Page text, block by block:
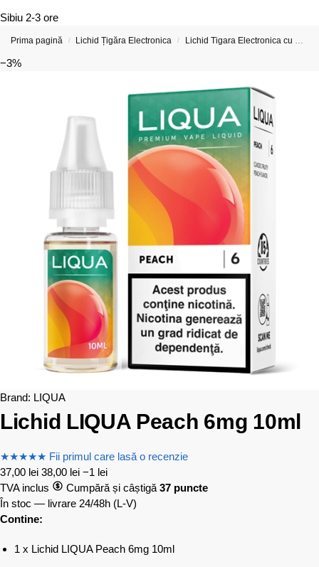
Sibiu 2-3 ore
Prima pagină / Lichid Țigăra Electronica / Lichid Tigara Electronica cu Nicotina
−3%
Brand: LIQUA
Lichid LIQUA Peach 6mg 10ml
★★★★★ Fii primul care lasă o recenzie
37,00 lei 38,00 lei −1 lei
TVA inclus
Cumpără și câștigă 37 puncte
În stoc — livrare 24/48h (L-V)
Contine:
1 x Lichid LIQUA Peach 6mg 10ml